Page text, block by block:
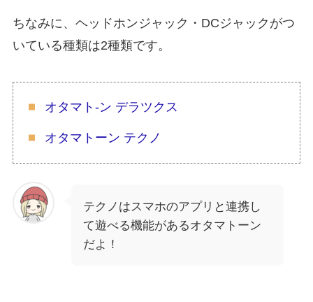
ちなみに、ヘッドホンジャック・DCジャックがつ
いている種類は2種類です。
オタマト-ン デラツクス
オタマトーン テクノ
テクノはスマホのアプリと連携し
て遊べる機能があるオタマトーン
だよ！